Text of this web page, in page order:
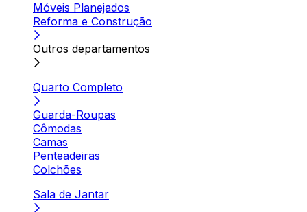
Móveis Planejados
Reforma e Construção
Outros departamentos
Quarto Completo
Guarda-Roupas
Cômodas
Camas
Penteadeiras
Colchões
Sala de Jantar